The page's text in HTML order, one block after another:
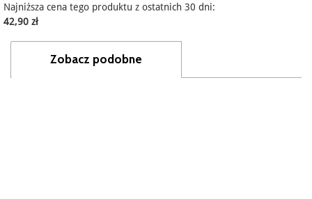
Najniższa cena tego produktu z ostatnich 30 dni:
42,90 zł
Zobacz podobne